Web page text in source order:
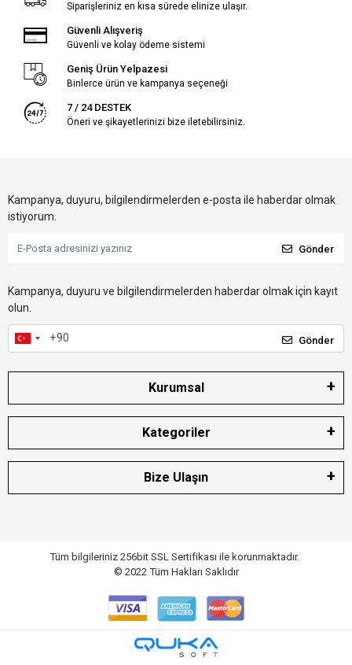
Siparişleriniz en kısa sürede elinize ulaşır.
Güvenli Alışveriş
Güvenli ve kolay ödeme sistemi
Geniş Ürün Yelpazesi
Binlerce ürün ve kampanya seçeneği
7 / 24 DESTEK
Öneri ve şikayetlerinizi bize iletebilirsiniz.
Kampanya, duyuru, bilgilendirmelerden e-posta ile haberdar olmak
istiyorum.
Gönder
Kampanya, duyuru ve bilgilendirmelerden haberdar olmak için kayıt
olun.
Gönder
Kurumsal
Kategoriler
Bize Ulaşın
Tüm bilgileriniz 256bit SSL Sertifikası ile korunmaktadır.
© 2022 Tüm Hakları Saklıdır